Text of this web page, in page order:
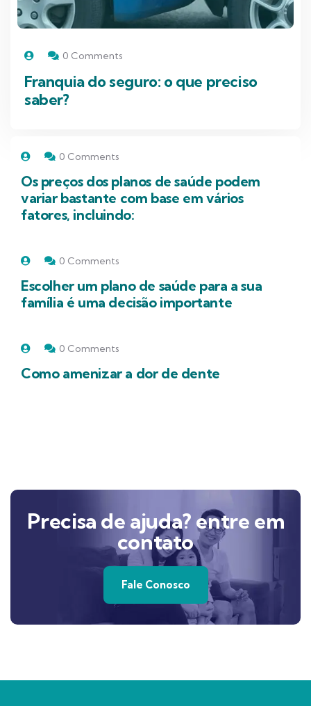
0 Comments
Franquia do seguro: o que preciso
saber?
0 Comments
Os preços dos planos de saúde podem
variar bastante com base em vários
fatores, incluindo:
0 Comments
Escolher um plano de saúde para a sua
família é uma decisão importante
0 Comments
Como amenizar a dor de dente
Precisa de ajuda? entre em
contato
Fale Conosco